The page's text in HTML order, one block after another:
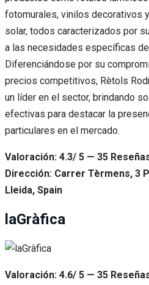
fotomurales, vinilos decorativos
solar, todos caracterizados por
a las necesidades específicas
Diferenciándose por su
precios competitivos, Rètols
un líder en el sector, brindando
efectivas para destacar la
particulares en el mercado.
Valoración: 4.3/ 5 — 35
Dirección: Carrer Tèrmens, 3
Lleida, Spain
laGràfica
Valoración: 4.6/ 5 — 35